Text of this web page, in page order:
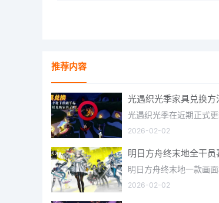
推荐内容
光遇织光季家具兑换方
2026-02-02
明日方舟终末地全干员
2026-02-02